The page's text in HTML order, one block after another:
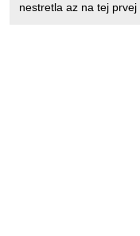
nestretla az na tej prvej